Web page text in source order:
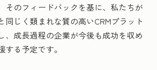
そのフィードバックを基に、私たちが
同じく類まれな質の高いCRMプラット
、成長過程の企業が今後も成功を収め
する予定です。